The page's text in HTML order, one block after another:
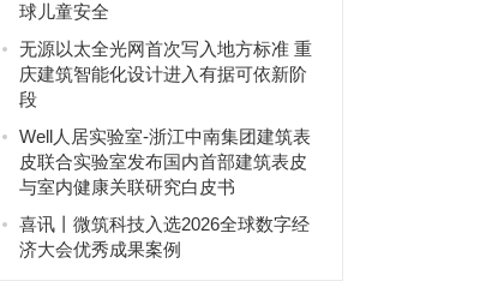
球儿童安全
无源以太全光网首次写入地方标准 重
庆建筑智能化设计进入有据可依新阶
段
Well人居实验室-浙江中南集团建筑表
皮联合实验室发布国内首部建筑表皮
与室内健康关联研究白皮书
喜讯丨微筑科技入选2026全球数字经
济大会优秀成果案例